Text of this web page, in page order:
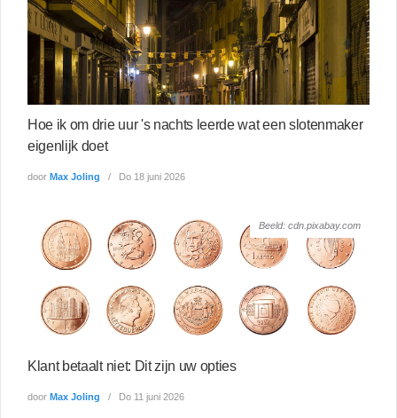
Hoe ik om drie uur 's nachts leerde wat een slotenmaker
eigenlijk doet
door Max Joling Do 18 juni 2026
Beeld: cdn.pixabay.com
Klant betaalt niet: Dit zijn uw opties
door Max Joling Do 11 juni 2026